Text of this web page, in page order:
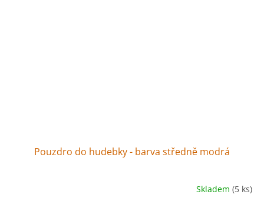
Pouzdro do hudebky - barva středně modrá
Skladem (5 ks)